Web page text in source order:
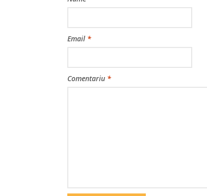
Email *
Comentariu *